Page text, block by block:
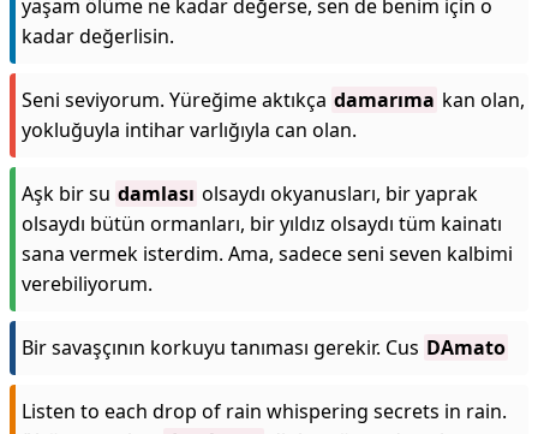
yaşam ölüme ne kadar değerse, sen de benim için o
kadar değerlisin.
Seni seviyorum. Yüreğime aktıkça damarıma kan olan,
yokluğuyla intihar varlığıyla can olan.
Aşk bir su damlası olsaydı okyanusları, bir yaprak
olsaydı bütün ormanları, bir yıldız olsaydı tüm kainatı
sana vermek isterdim. Ama, sadece seni seven kalbimi
verebiliyorum.
Bir savaşçının korkuyu tanıması gerekir. Cus DAmato
Listen to each drop of rain whispering secrets in rain.